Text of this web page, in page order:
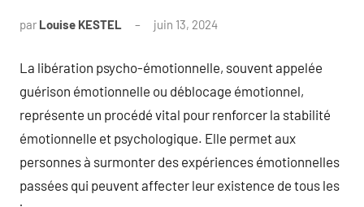
par Louise KESTEL juin 13, 2024
La libération psycho-émotionnelle, souvent appelée
guérison émotionnelle ou déblocage émotionnel,
représente un procédé vital pour renforcer la stabilité
émotionnelle et psychologique. Elle permet aux
personnes à surmonter des expériences émotionnelles
passées qui peuvent affecter leur existence de tous les